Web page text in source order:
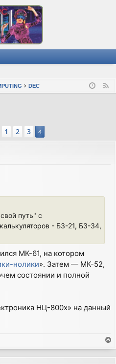
DEC
Previous
1 2 3 4
путь" с
- Б3-21, Б3-34,
МК-61, на котором
нолики». Затем — МК-52,
состоянии и полной
НЦ-800x» на данный
o
p